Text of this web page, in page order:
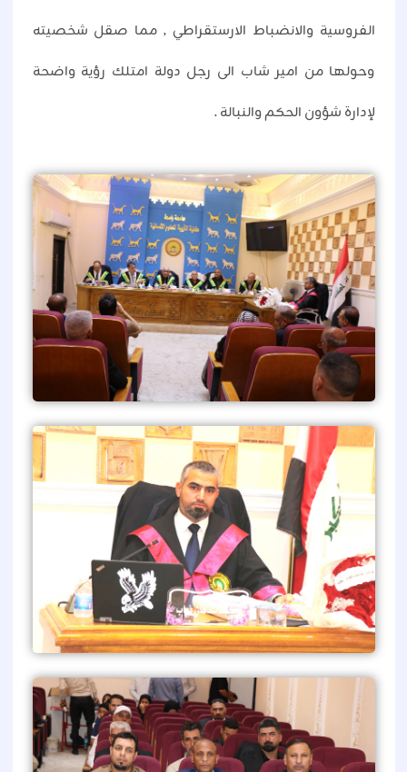
الفروسية والانضباط الارستقراطي , مما صقل شخصيته
وحولها من امير شاب الى رجل دولة امتلك رؤية واضحة
لإدارة شؤون الحكم والنبالة .